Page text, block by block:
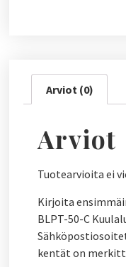
Arviot (0)
Arviot
Tuotearvioita ei
Kirjoita
BLPT-50-C
kentät on